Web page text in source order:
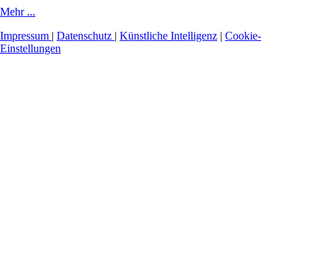
Mehr ...
Impressum | Datenschutz | Künstliche Intelligenz | Cookie-
Einstellungen